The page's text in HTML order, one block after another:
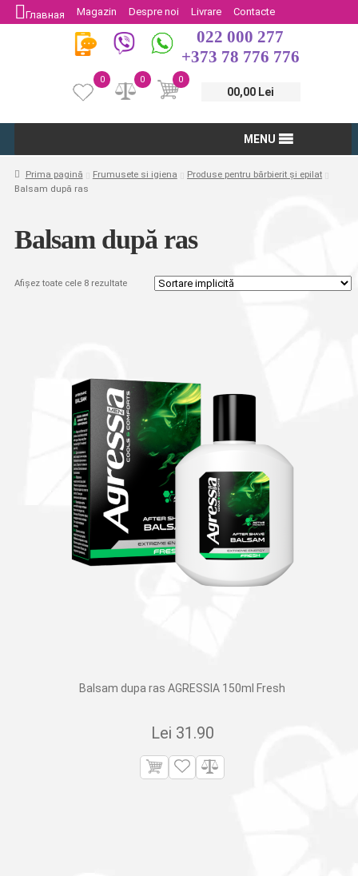
Главная Magazin Despre noi Livrare
Contacte
Protectia Consumatorului
Întoarcere
022 000 277
+373 78 776 776
0
00,00 Lei
0
0
MENU
Prima pagină Frumusete si igiena
Produse pentru bărbierit și epilat
Balsam după ras
Balsam după ras
Afișez toate cele 8 rezultate
Balsam dupa ras AGRESSIA 150ml Fresh
Lei 31.90